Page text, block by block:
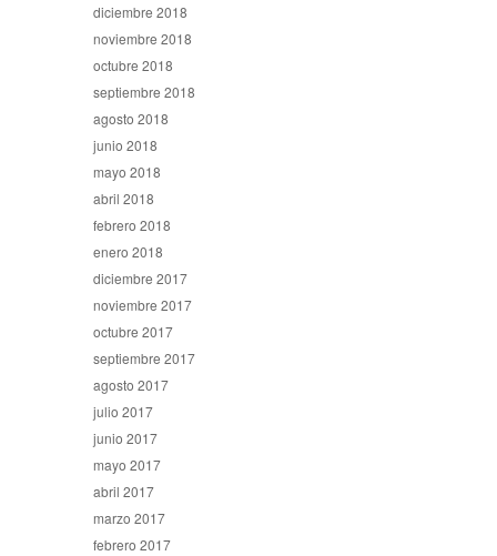
diciembre 2018
noviembre 2018
octubre 2018
septiembre 2018
agosto 2018
junio 2018
mayo 2018
abril 2018
febrero 2018
enero 2018
diciembre 2017
noviembre 2017
octubre 2017
septiembre 2017
agosto 2017
julio 2017
junio 2017
mayo 2017
abril 2017
marzo 2017
febrero 2017